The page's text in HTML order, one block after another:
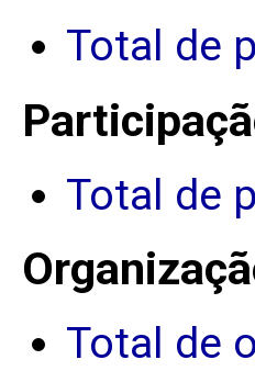
Total de
Total de
Total de